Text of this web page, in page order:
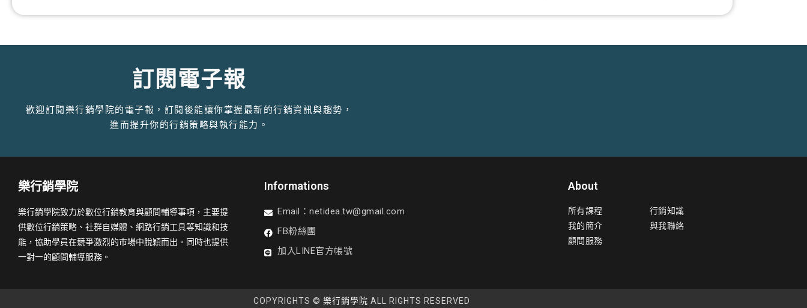
訂閱電子報
歡迎訂閱樂行銷學院的電子報，訂閱後能讓你掌握最新的行銷資訊與趨勢，
進而提升你的行銷策略與執行能力。
樂行銷學院
樂行銷學院致力於數位行銷教育與顧問輔導事項，主要提
供數位行銷策略、社群自媒體、網路行銷工具等知識和技
能，協助學員在競爭激烈的市場中脫穎而出。同時也提供
一對一的顧問輔導服務。
Informations
Email：netidea.tw@gmail.com
FB粉絲團
加入LINE官方帳號
About
所有課程
我的簡介
顧問服務
行銷知識
與我聯絡
COPYRIGHTS © 樂行銷學院 ALL RIGHTS RESERVED